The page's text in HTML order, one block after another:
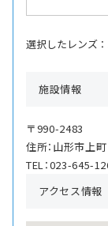
選択したレンズ ：
施設情報
〒990-2483
住所：山形市上
TEL：023-645-
アクセス情報